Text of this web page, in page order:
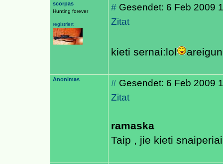
scorpas
Hunting forever
registriert
# Gesendet: 6 Feb 2009
Zitat
kieti sernai:lol
Anonimas # Gesendet: 6 Feb 2009
Zitat
ramaska
Taip , jie kieti snaiperiai